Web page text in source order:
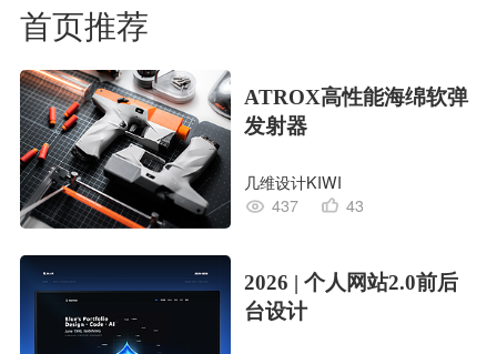
首页推荐
ATROX高性能海绵软弹
发射器
几维设计KIWI
437
43
2026 | 个人网站2.0前后
台设计